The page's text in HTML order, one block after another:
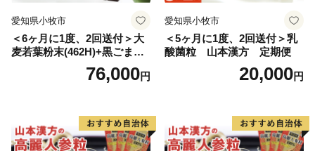
愛知県小牧市
＜6ヶ月に1度、2回送付＞大
麦若葉粉末(462H)+黒ごま黒
豆きな粉+ 糖流茶 山本漢
76,000円
愛知県小牧市
＜5ヶ月に1度、2回送付＞乳
酸菌粒 山本漢方 定期便
20,000円